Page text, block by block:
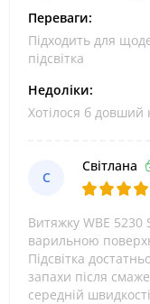
Переваги:
Підходить для
підсвітка
Недоліки:
Хотілося б довший
С
Світлана
Витяжку WBE 5230
варильною
Підсвітка
запахи після
середній